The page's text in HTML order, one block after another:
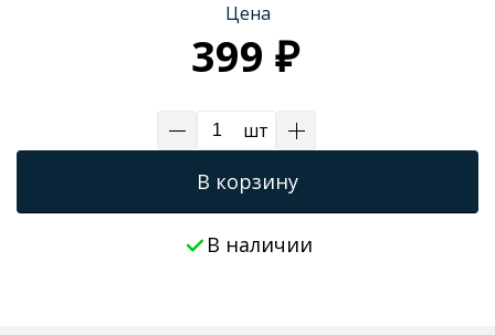
Цена
399 ₽
шт
В корзину
В наличии